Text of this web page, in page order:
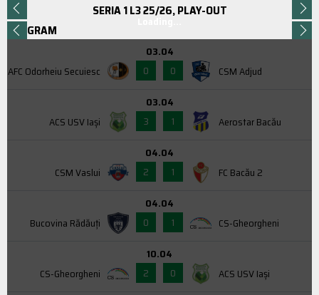
SERIA 1 L3 25/26, PLAY-OUT
PROGRAM
AFC Odorheiu Secuiesc
03.04
0
0 CSM Adjud
ACS USV Iaşi
03.04
3
1 Aerostar Bacău
CSM Vaslui
04.04
2
1 FC Bacău 2
Bucovina Rădăuți
04.04
0
1 CS-Gheorgheni
CS-Gheorgheni
10.04
2
0 ACS USV Iaşi